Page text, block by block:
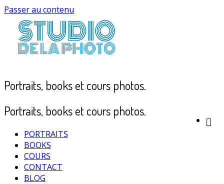
Passer au contenu
Portraits, books et cours photos.
Portraits, books et cours photos.
PORTRAITS
BOOKS
COURS
CONTACT
BLOG